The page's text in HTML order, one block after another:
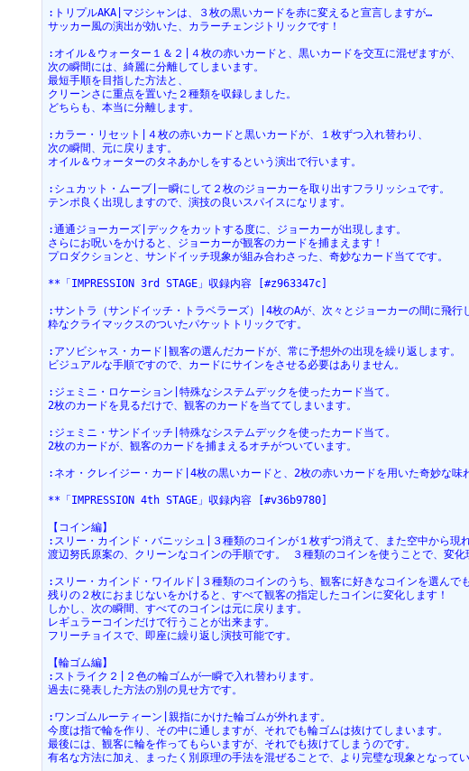
:トリプルAKA|マジシャンは、３枚の黒いカードを赤に変えると宣言しますが…
サッカー風の演出が効いた、カラーチェンジトリックです！
:オイル＆ウォーター１＆２|４枚の赤いカードと、黒いカードを交互に混ぜますが、
次の瞬間には、綺麗に分離してしまいます。
最短手順を目指した方法と、
クリーンさに重点を置いた２種類を収録しました。
どちらも、本当に分離します。
:カラー・リセット|４枚の赤いカードと黒いカードが、１枚ずつ入れ替わり、
次の瞬間、元に戻ります。
オイル＆ウォーターのタネあかしをするという演出で行います。
:シュカット・ムーブ|一瞬にして２枚のジョーカーを取り出すフラリッシュです。
テンポ良く出現しますので、演技の良いスパイスになリます。
:通通ジョーカーズ|デックをカットする度に、ジョーカーが出現します。
さらにお呪いをかけると、ジョーカーが観客のカードを捕まえます！
プロダクションと、サンドイッチ現象が組み合わさった、奇妙なカード当てです。
**「IMPRESSION 3rd STAGE」収録内容 [#z963347c]
:サントラ（サンドイッチ・トラベラーズ）|4枚のAが、次々とジョーカーの間に飛行
粋なクライマックスのついたパケットトリックです。
:アソビシャス・カード|観客の選んだカードが、常に予想外の出現を繰り返します。
ビジュアルな手順ですので、カードにサインをさせる必要はありません。
:ジェミニ・ロケーション|特殊なシステムデックを使ったカード当て。
2枚のカードを見るだけで、観客のカードを当ててしまいます。
:ジェミニ・サンドイッチ|特殊なシステムデックを使ったカード当て。
2枚のカードが、観客のカードを捕まえるオチがついています。
:ネオ・クレイジー・カード|4枚の黒いカードと、2枚の赤いカードを用いた奇妙な味
**「IMPRESSION 4th STAGE」収録内容 [#v36b9780]
【コイン編】
:スリー・カインド・バニッシュ|３種類のコインが１枚ずつ消えて、また空中から現れ
渡辺努氏原案の、クリーンなコインの手順です。 ３種類のコインを使うことで、変化
:スリー・カインド・ワイルド|３種類のコインのうち、観客に好きなコインを選んでも
残りの２枚におまじないをかけると、すべて観客の指定したコインに変化します！
しかし、次の瞬間、すべてのコインは元に戻ります。
レギュラーコインだけで行うことが出来ます。
フリーチョイスで、即座に繰り返し演技可能です。
【輪ゴム編】
:ストライク２|２色の輪ゴムが一瞬で入れ替わります。
過去に発表した方法の別の見せ方です。
:ワンゴムルーティーン|親指にかけた輪ゴムが外れます。
今度は指で輪を作り、その中に通しますが、それでも輪ゴムは抜けてしまいます。
最後には、観客に輪を作ってもらいますが、それでも抜けてしまうのです。
有名な方法に加え、まったく別原理の手法を混ぜることで、より完璧な現象となってい